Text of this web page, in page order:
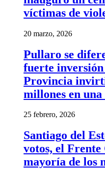
víctimas de
20 marzo, 2026
Pullaro se
fuerte
Provincia
millones en una
25 febrero, 2026
Santiago del
votos, el
mayoría de los